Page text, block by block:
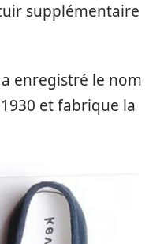
supplémentaire
enregistré le nom
et fabrique la